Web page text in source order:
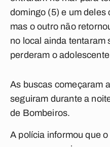
domingo (5) e um deles
mas o outro não
no local ainda tentaram
perderam o
As buscas começaram
seguiram durante a
de Bombeiros.
A polícia informou que